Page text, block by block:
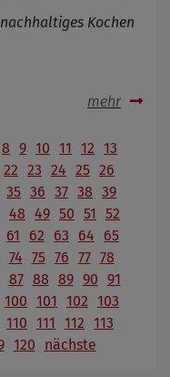
Kochen
mehr
8 9 10 11 12 13
22 23 24 25 26
35 36 37 38 39
48 49 50 51
52
61 62 63 64
65
74 75 76 77 78
87 88 89 90 91
100 101 102 103
110 111 112 113
120 nächste